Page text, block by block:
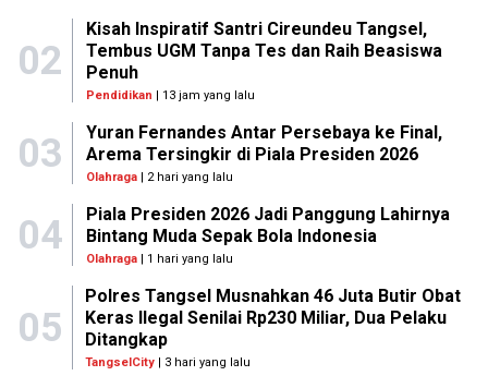
02
Kisah Inspiratif Santri Cireundeu Tangsel,
Tembus UGM Tanpa Tes dan Raih Beasiswa
Penuh
Pendidikan | 13 jam yang lalu
03
Yuran Fernandes Antar Persebaya ke Final,
Arema Tersingkir di Piala Presiden 2026
Olahraga| 2 hari yang lalu
04
Piala Presiden 2026 Jadi Panggung Lahirnya
Bintang Muda Sepak Bola Indonesia
Olahraga| 1 hari yang lalu
05
Polres Tangsel Musnahkan 46 Juta Butir Obat
Keras Ilegal Senilai Rp230 Miliar, Dua Pelaku
Ditangkap
TangselCity | 3 hari yang lalu